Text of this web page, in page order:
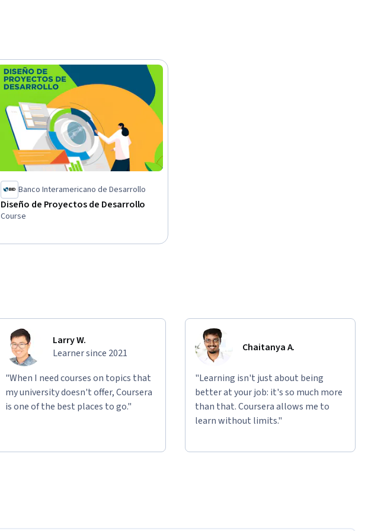
Banco Interamericano de Desarrollo
Diseño de Proyectos de Desarrollo
Course
Larry W.
Learner since 2021
"When I need courses on topics that
my university doesn't offer, Coursera
is one of the best places to go."
Chaitanya A.
"Learning isn't just about being
better at your job: it's so much more
than that. Coursera allows me to
learn without limits."